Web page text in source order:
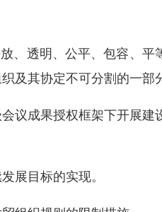
、透明、公平、包容、平
及其协定不可分割的一部
议成果授权框架下开展建
展目标的实现。